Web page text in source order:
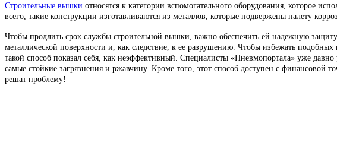
Строительные вышки относятся к категории вспомогательного оборудования, которое
всего, такие конструкции изготавливаются из металлов, которые подвержены налету
Чтобы продлить срок службы строительной вышки, важно обеспечить ей надежную
металлической поверхности и, как следствие, к ее разрушению. Чтобы избежать
такой способ показал себя, как неэффективный. Специалисты «Пневмопортала» уже
самые стойкие загрязнения и ржавчину. Кроме того, этот способ доступен с
решат проблему!